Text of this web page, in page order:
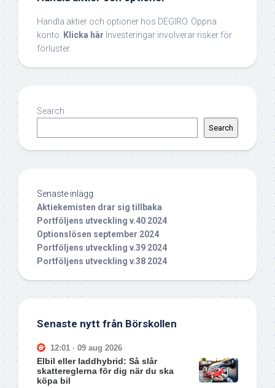
Handla aktier och optioner hos DEGIRO. Öppna
konto: Klicka här Investeringar involverar risker för
förluster.
Search
Search
Senaste inlägg
Aktiekemisten drar sig tillbaka
Portföljens utveckling v.40 2024
Optionslösen september 2024
Portföljens utveckling v.39 2024
Portföljens utveckling v.38 2024
Senaste nytt från Börskollen
12:01 · 09 aug 2026
Elbil eller laddhybrid: Så slår
skattereglerna för dig när du ska
köpa bil